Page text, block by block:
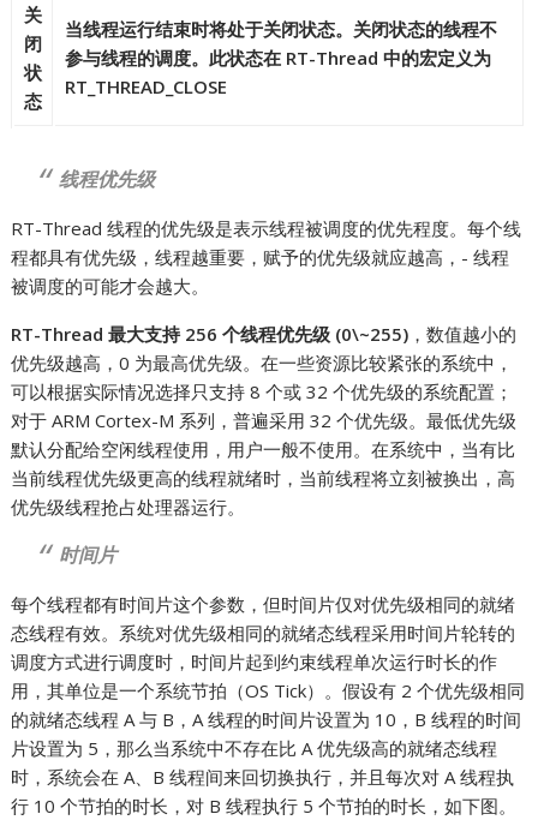
关
闭
状
态
当线程运行结束时将处于关闭状态。关闭状态的线程不
参与线程的调度。此状态在 RT-Thread 中的宏定义为
RT_THREAD_CLOSE
线程优先级
RT-Thread 线程的优先级是表示线程被调度的优先程度。每个线
程都具有优先级，线程越重要，赋予的优先级就应越高，- 线程
被调度的可能才会越大。
RT-Thread 最大支持 256 个线程优先级 (0\~255) ，数值越小的
优先级越高，0 为最高优先级。在一些资源比较紧张的系统中，
可以根据实际情况选择只支持 8 个或 32 个优先级的系统配置；
对于 ARM Cortex-M 系列，普遍采用 32 个优先级。最低优先级
默认分配给空闲线程使用，用户一般不使用。在系统中，当有比
当前线程优先级更高的线程就绪时，当前线程将立刻被换出，高
优先级线程抢占处理器运行。
时间片
每个线程都有时间片这个参数，但时间片仅对优先级相同的就绪
态线程有效。系统对优先级相同的就绪态线程采用时间片轮转的
调度方式进行调度时，时间片起到约束线程单次运行时长的作
用，其单位是一个系统节拍（OS Tick）。假设有 2 个优先级相同
的就绪态线程 A 与 B，A 线程的时间片设置为 10，B 线程的时间
片设置为 5，那么当系统中不存在比 A 优先级高的就绪态线程
时，系统会在 A、B 线程间来回切换执行，并且每次对 A 线程执
行 10 个节拍的时长，对 B 线程执行 5 个节拍的时长，如下图。